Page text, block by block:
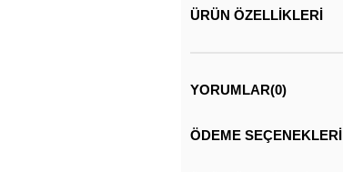
ÜRÜN ÖZELLIKLERI
YORUMLAR(0)
ÖDEME SEÇENEKLERI